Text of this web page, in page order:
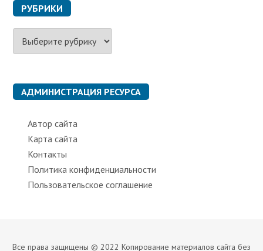
РУБРИКИ
Р
б
к
и АДМИНИСТРАЦИЯ РЕСУРСА
Автор сайта
Карта сайта
Контакты
Политика конфиденциальности
Пользовательское соглашение
Все права защищены © 2022 Копирование материалов сайта без